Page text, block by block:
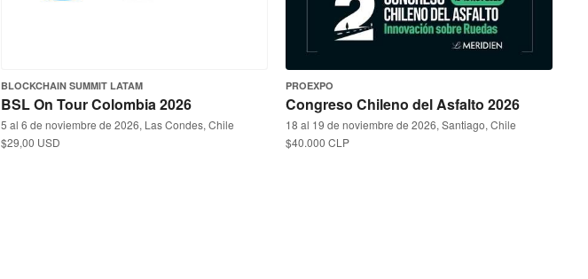
BLOCKCHAIN SUMMIT LATAM
BSL On Tour Colombia 2026
5 al 6 de noviembre de 2026, Las Condes, Chile
$29,00 USD
PROEXPO
Congreso Chileno del Asfalto 2026
18 al 19 de noviembre de 2026, Santiago, Chile
$40.000 CLP